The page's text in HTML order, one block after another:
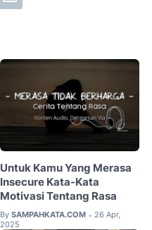
Untuk Kamu Yang Merasa
Insecure Kata-Kata
Motivasi Tentang Rasa
By SAMPAHKATA.COM • 26 Apr,
2025